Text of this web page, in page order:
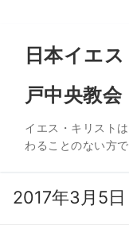
日本イエ
戸中央教会
イエス・キリスト
わることのない方
2017年3月5日